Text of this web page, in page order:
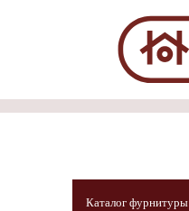
Каталог фурнитуры